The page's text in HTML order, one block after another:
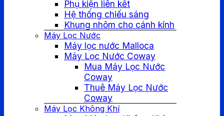
Phụ kiện liên kết
Hệ thống chiếu sáng
Khung nhôm cho cánh kính
Máy Lọc Nước
Máy lọc nước Malloca
Máy Lọc Nước Coway
Mua Máy Lọc Nước
Coway
Thuê Máy Lọc Nước
Coway
Máy Lọc Không Khí